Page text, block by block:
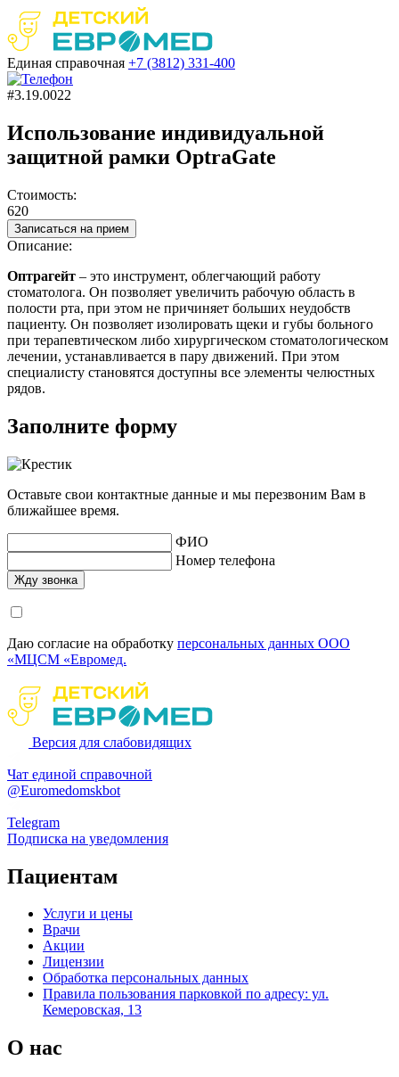
Единая справочная +7 (3812) 331-400
#3.19.0022
Использование индивидуальной
защитной рамки OptraGate
Стоимость:
620
Записаться на прием
Описание:
Оптрагейт – это инструмент, облегчающий работу
стоматолога. Он позволяет увеличить рабочую область в
полости рта, при этом не причиняет больших неудобств
пациенту. Он позволяет изолировать щеки и губы больного
при терапевтическом либо хирургическом стоматологическом
лечении, устанавливается в пару движений. При этом
специалисту становятся доступны все элементы челюстных
рядов.
Заполните форму
Оставьте свои контактные данные и мы перезвоним Вам в
ближайшее время.
ФИО
Номер телефона
Даю согласие на обработку персональных данных ООО
«МЦСМ «Евромед.
Версия для слабовидящих
Чат единой справочной
@Euromedomskbot
Telegram
Подписка на уведомления
Пациентам
Услуги и цены
Врачи
Акции
Лицензии
Обработка персональных данных
Правила пользования парковкой по адресу: ул.
Кемеровская, 13
О нас